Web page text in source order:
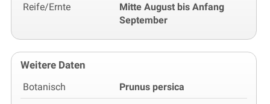
Reife/Ernte
Mitte August bis Anfang
September
Weitere Daten
Botanisch Prunus persica